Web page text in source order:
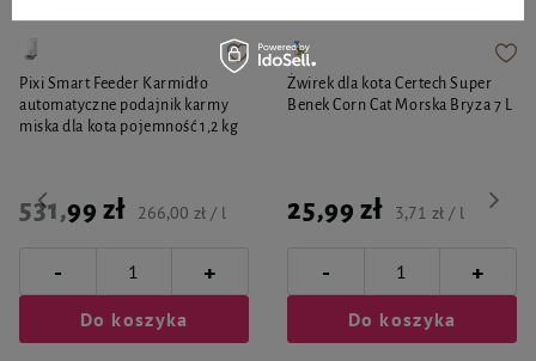
Pixi Smart Feeder Karmidło
automatyczne podajnik karmy
miska dla kota pojemność 1,2 kg
531,99 zł 266,00 zł / l
- +
Do koszyka
Żwirek dla kota Certech Super
Benek Corn Cat Morska Bryza 7 L
25,99 zł 3,71 zł / l
- +
Do koszyka